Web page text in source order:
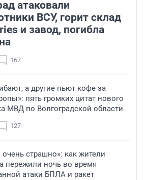
атаковали
ВСУ, горит склад
и завод, погибла
167
а другие пьют кофе за
пять громких цитат нового
МВД по Волгоградской области
127
страшно»: как жители
пережили ночь во время
атаки БПЛА и ракет